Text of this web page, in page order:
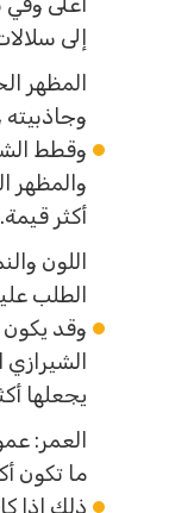
إلى سلالات
المظهر
وجاذبيته
وقطط
والمظهر
أكثر قيمة.
اللون
الطلب
وقد يكون
الشيرازي
يجعلها
العمر:
ما تكون
ذلك إذا